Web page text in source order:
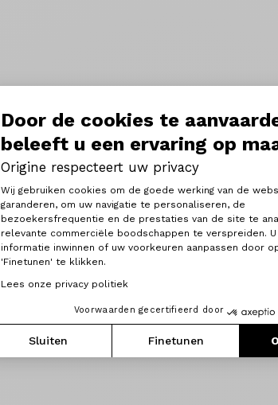
Door de cookies te
beleeft u een ervaring op
Origine respecteert uw privacy
Wij gebruiken cookies om de goede werking van de
garanderen, om uw navigatie te personaliseren, de
bezoekersfrequentie en de prestaties van de site te
relevante commerciële boodschappen te verspreiden.
informatie inwinnen of uw voorkeuren aanpassen door
'Finetunen' te klikken.
Lees onze privacy politiek
Voorwaarden gecertifieerd door
Sluiten Finetunen
Axeptio consent